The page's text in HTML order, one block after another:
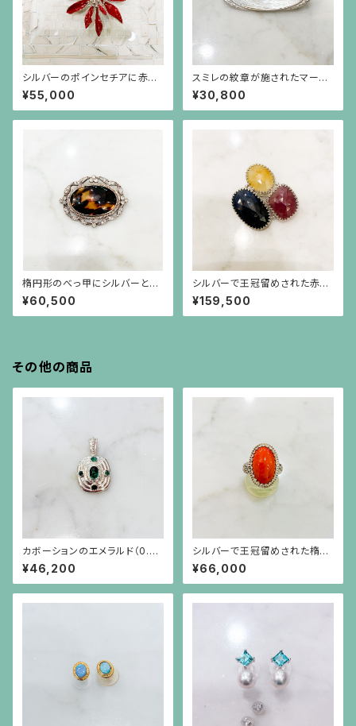
シルバーのポインセチアに赤漆
のブローチ
¥55,000
スミレの紋章が施されたマーキ
ス型の白蝶貝、エメラルド、ルビ
ーのシルバーブローチ兼ペンダ
ント
¥30,800
楕円形のべっ甲にシルバーとラ
インストーンのフレームのブロ
ーチ
¥60,500
シルバーで王冠留めされた赤、
青、黄の３つのサファイア（58.2
8ct）のブローチ
¥159,500
その他の商品
カボーションのエメラルド（0.82
ct）を4つの小さなエメラルドが
取り巻くシルバーペンダント（チ
ェーン別）
¥46,200
シルバーで王冠留めされた楕円
形のオレンジ珊瑚のリング
¥66,000